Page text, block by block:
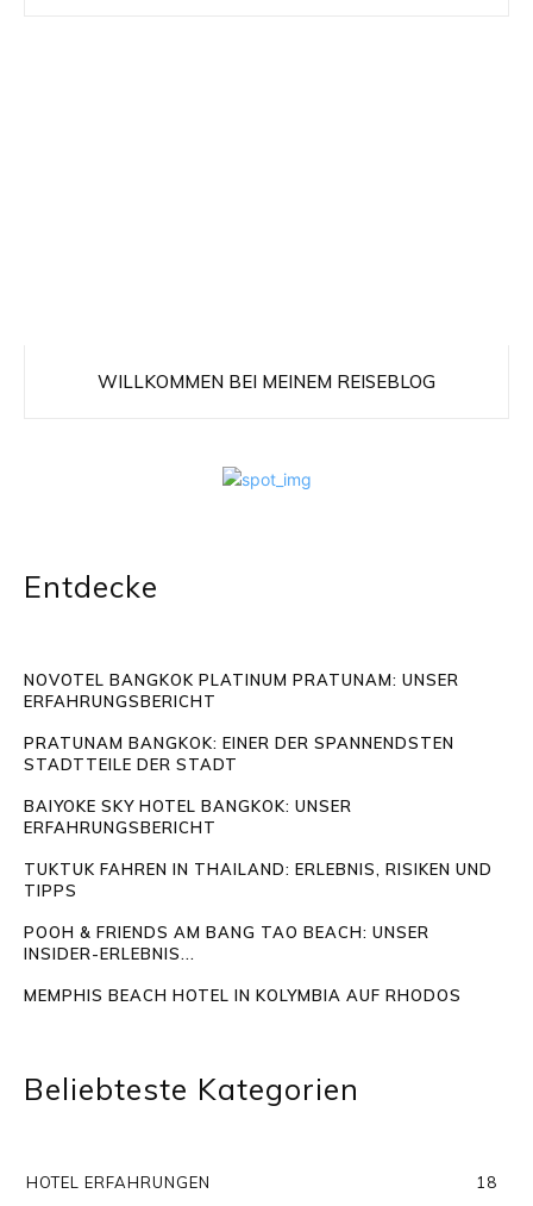
WILLKOMMEN BEI MEINEM REISEBLOG
Entdecke
NOVOTEL BANGKOK PLATINUM PRATUNAM: UNSER
ERFAHRUNGSBERICHT
PRATUNAM BANGKOK: EINER DER SPANNENDSTEN
STADTTEILE DER STADT
BAIYOKE SKY HOTEL BANGKOK: UNSER
ERFAHRUNGSBERICHT
TUKTUK FAHREN IN THAILAND: ERLEBNIS, RISIKEN UND
TIPPS
POOH & FRIENDS AM BANG TAO BEACH: UNSER
INSIDER-ERLEBNIS...
MEMPHIS BEACH HOTEL IN KOLYMBIA AUF RHODOS
Beliebteste Kategorien
HOTEL ERFAHRUNGEN
18